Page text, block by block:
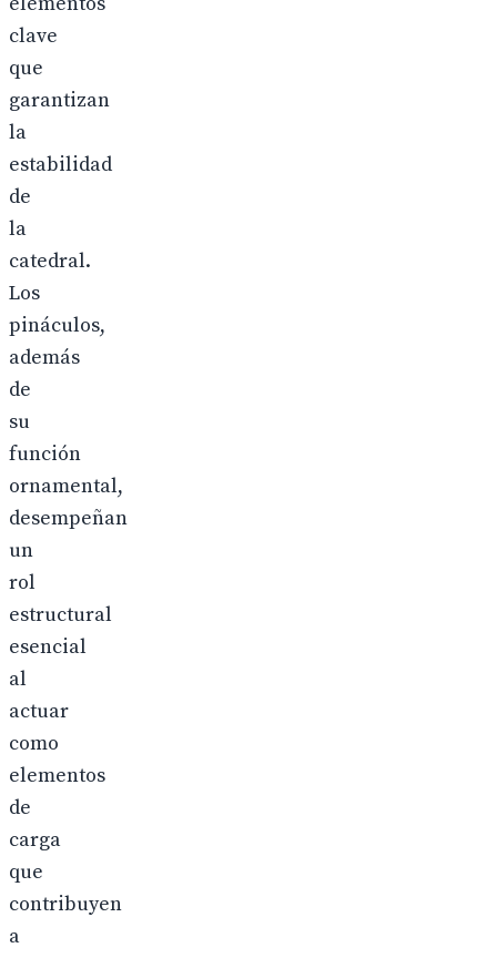
clave
que
garantizan
la
estabilidad
de
la
catedral.
Los
pináculos,
además
de
su
función
ornamental,
desempeñan
un
rol
estructural
esencial
al
actuar
como
elementos
de
carga
que
contribuyen
a